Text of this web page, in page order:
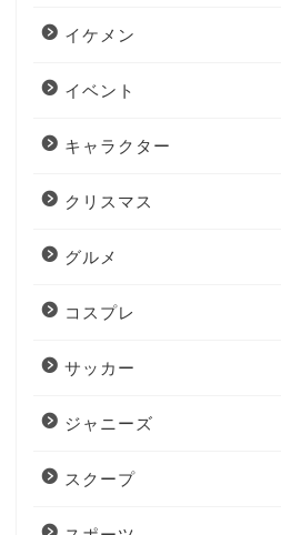
イケメン
イベント
キャラクター
クリスマス
グルメ
コスプレ
サッカー
ジャニーズ
スクープ